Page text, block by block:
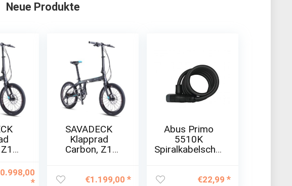
Neue Produkte
SAVADECK
Klapprad
Carbon, Z1
mit Shimano
€1.199,00
Abus Primo
5510K
Spiralkabelschlo
€22,99